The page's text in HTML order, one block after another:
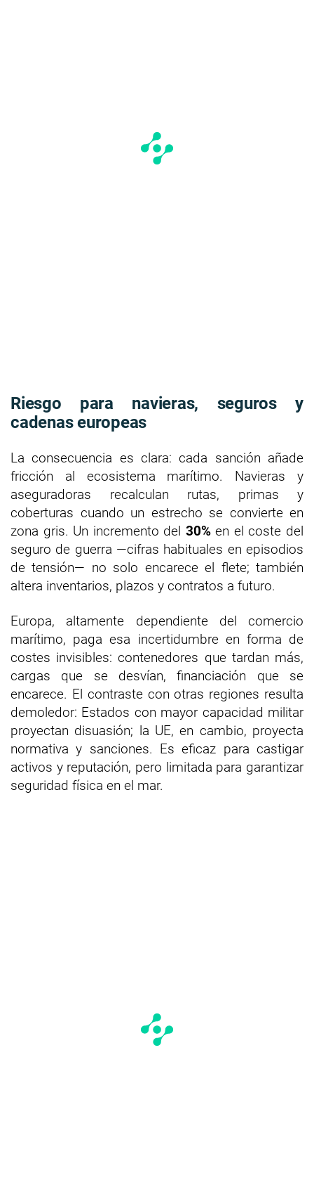
Riesgo para navieras, seguros y
cadenas europeas
La consecuencia es clara: cada sanción añade
fricción al ecosistema marítimo. Navieras y
aseguradoras recalculan rutas, primas y
coberturas cuando un estrecho se convierte en
zona gris. Un incremento del 30%en el coste del
seguro de guerra —cifras habituales en episodios
de tensión— no solo encarece el flete; también
altera inventarios, plazos y contratos a futuro.
Europa, altamente dependiente del comercio
marítimo, paga esa incertidumbre en forma de
costes invisibles: contenedores que tardan más,
cargas que se desvían, financiación que se
encarece. El contraste con otras regiones resulta
demoledor: Estados con mayor capacidad militar
proyectan disuasión; la UE, en cambio, proyecta
normativa y sanciones. Es eficaz para castigar
activos y reputación, pero limitada para garantizar
seguridad física en el mar.